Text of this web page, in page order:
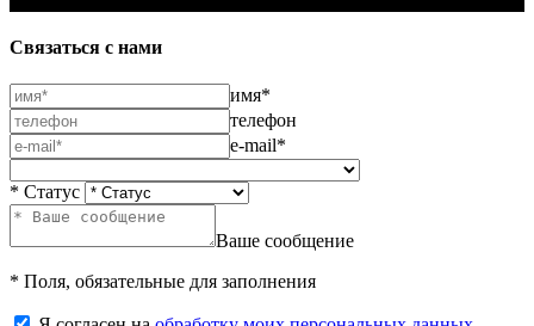
Связаться с нами
имя*
телефон
e-mail*
* Статус
Ваше сообщение
* Поля, обязательные для заполнения